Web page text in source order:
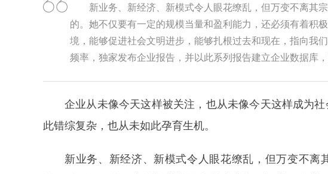
新业务、新经济、新模式令人眼花缭乱，但万变不离其
的。她不仅要有一定的规模当量和盈利能力，还必须有着积
境，能够促进社会文明进步，能够扎根过去和现在，指向我
频率，独家发布企业报告，并以此系列报告建立企业数据库
企业从未像今天这样被关注，也从未像今天这样成为
此错综复杂，也从未如此孕育生机。
新业务、新经济、新模式令人眼花缭乱，但万变不离